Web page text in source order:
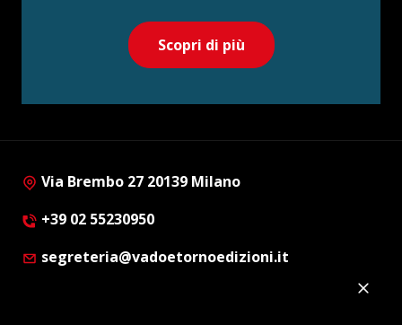
Scopri di più
Via Brembo 27 20139 Milano
+39 02 55230950
segreteria@vadoetornoedizioni.it